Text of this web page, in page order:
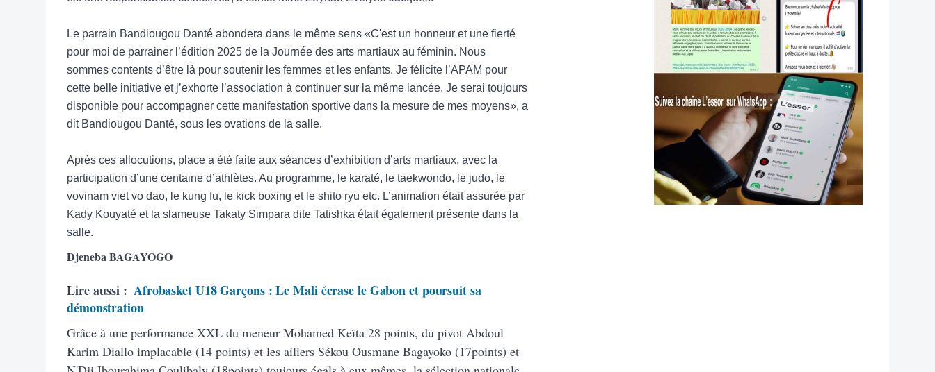
Le parrain Bandiougou Danté abondera dans le même sens «C'est un honneur et une fierté
pour moi de parrainer l’édition 2025 de la Journée des arts martiaux au féminin. Nous
sommes contents d’être là pour soutenir les femmes et les enfants. Je félicite l’APAM pour
cette belle initiative et j’exhorte l’association à continuer sur la même lancée. Je serai toujours
disponible pour accompagner cette manifestation sportive dans la mesure de mes moyens», a
dit Bandiougou Danté, sous les ovations de la salle.
Après ces allocutions, place a été faite aux séances d’exhibition d’arts martiaux, avec la
participation d’une centaine d’athlètes. Au programme, le karaté, le taekwondo, le judo, le
vovinam viet vo dao, le kung fu, le kick boxing et le shito ryu etc. L’animation était assurée par
Kady Kouyaté et la slameuse Takaty Simpara dite Tatishka était également présente dans la
salle.
Djeneba BAGAYOGO
Lire aussi : Afrobasket U18 Garçons : Le Mali écrase le Gabon et poursuit sa
démonstration
Grâce à une performance XXL du meneur Mohamed Keïta 28 points, du pivot Abdoul
Karim Diallo implacable (14 points) et les ailiers Sékou Ousmane Bagayoko (17points) et